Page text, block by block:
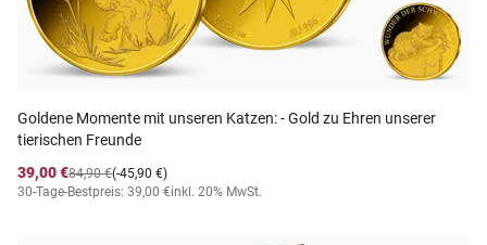
Goldene Momente mit unseren Katzen: - Gold zu Ehren unserer
tierischen Freunde
39,00 €
(-45,90 €)
84,90 €
30-Tage-Bestpreis: 39,00 €inkl. 20% MwSt.